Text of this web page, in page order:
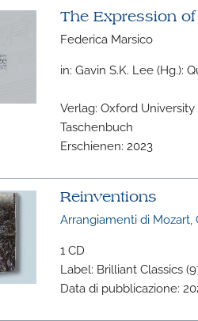
The Expression of
Federica Marsico
in: Gavin S.K. Lee (Hg.):
Verlag: Oxford University
Taschenbuch
Erschienen: 2023
Reinventions
Arrangiamenti di Mozart,
1 CD
Label: Brilliant Classics
Data di pubblicazione: